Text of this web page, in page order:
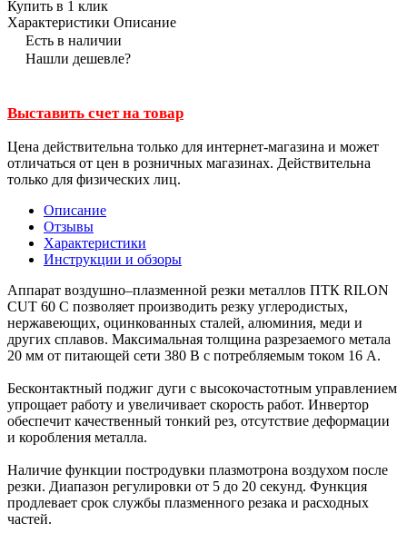
Купить в 1 клик
Характеристики Описание
Есть в наличии
Нашли дешевле?
Выставить счет на товар
Цена действительна только для интернет-магазина и может
отличаться от цен в розничных магазинах. Действительна
только для физических лиц.
Описание
Отзывы
Характеристики
Инструкции и обзоры
Аппарат воздушно–плазменной резки металлов ПТК RILON
CUT 60 С позволяет производить резку углеродистых,
нержавеющих, оцинкованных сталей, алюминия, меди и
других сплавов. Максимальная толщина разрезаемого метала
20 мм от питающей сети 380 В с потребляемым током 16 А.
Бесконтактный поджиг дуги с высокочастотным управлением
упрощает работу и увеличивает скорость работ. Инвертор
обеспечит качественный тонкий рез, отсутствие деформации
и коробления металла.
Наличие функции постродувки плазмотрона воздухом после
резки. Диапазон регулировки от 5 до 20 секунд. Функция
продлевает срок службы плазменного резака и расходных
частей.